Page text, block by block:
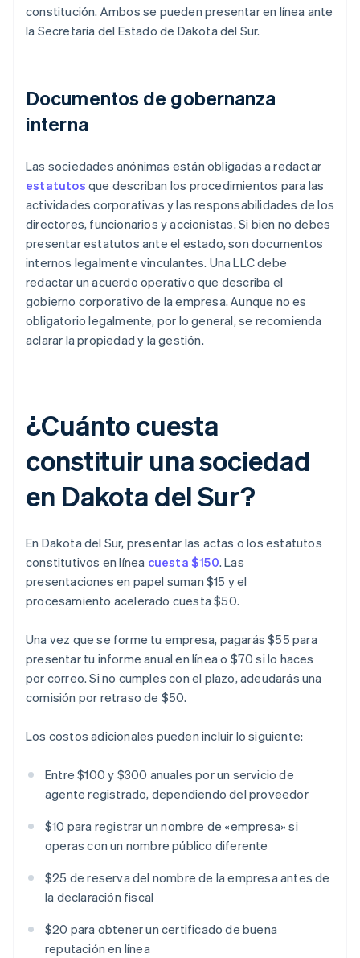
constitución. Ambos se pueden presentar en línea ante
la Secretaría del Estado de Dakota del Sur.
Documentos de gobernanza
interna
Las sociedades anónimas están obligadas a redactar
estatutos que describan los procedimientos para las
actividades corporativas y las responsabilidades de los
directores, funcionarios y accionistas. Si bien no debes
presentar estatutos ante el estado, son documentos
internos legalmente vinculantes. Una LLC debe
redactar un acuerdo operativo que describa el
gobierno corporativo de la empresa. Aunque no es
obligatorio legalmente, por lo general, se recomienda
aclarar la propiedad y la gestión.
¿Cuánto cuesta
constituir una sociedad
en Dakota del Sur?
En Dakota del Sur, presentar las actas o los estatutos
constitutivos en línea cuesta $150. Las
presentaciones en papel suman $15 y el
procesamiento acelerado cuesta $50.
Una vez que se forme tu empresa, pagarás $55 para
presentar tu informe anual en línea o $70 si lo haces
por correo. Si no cumples con el plazo, adeudarás una
comisión por retraso de $50.
Los costos adicionales pueden incluir lo siguiente:
Entre $100 y $300 anuales por un servicio de
agente registrado, dependiendo del proveedor
$10 para registrar un nombre de «empresa» si
operas con un nombre público diferente
$25 de reserva del nombre de la empresa antes de
la declaración fiscal
$20 para obtener un certificado de buena
reputación en línea